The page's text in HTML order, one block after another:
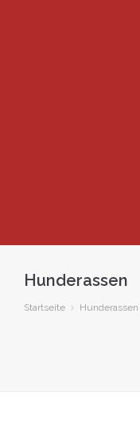
Hunderassen
Startseite Hunderassen